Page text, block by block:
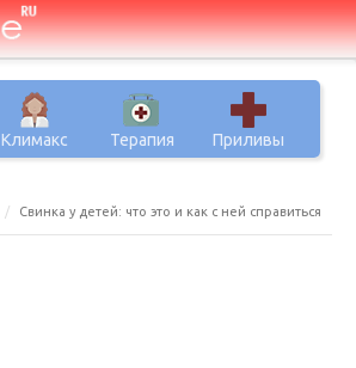
Климакс Терапия Приливы
Свинка у детей: что это и как с ней справиться